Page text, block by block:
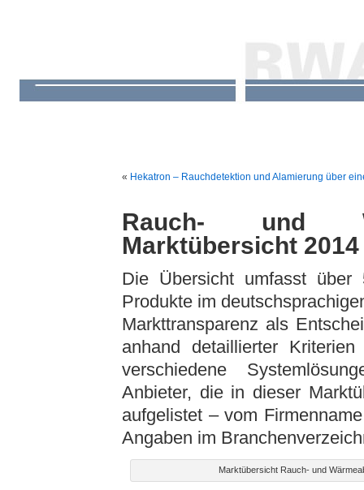
« Hekatron – Rauchdetektion und Alamierung über
Rauch- und
Marktübersicht 2014
Die Übersicht umfasst
Produkte im
Markttransparenz als
anhand detaillierter
verschiedene
Anbieter, die in dieser
aufgelistet – vom
Angaben im
Marktübersicht Rauch- und